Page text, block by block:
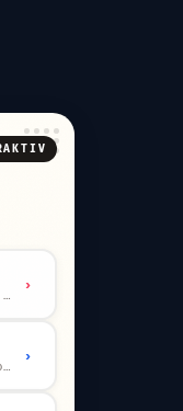
32 Teams · leere Karte · km-Wertung
›
32 Teams · 7 Runden · Scout-Kommentar
›